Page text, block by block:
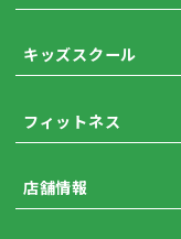
キッズスクール
フィットネス
店舗情報